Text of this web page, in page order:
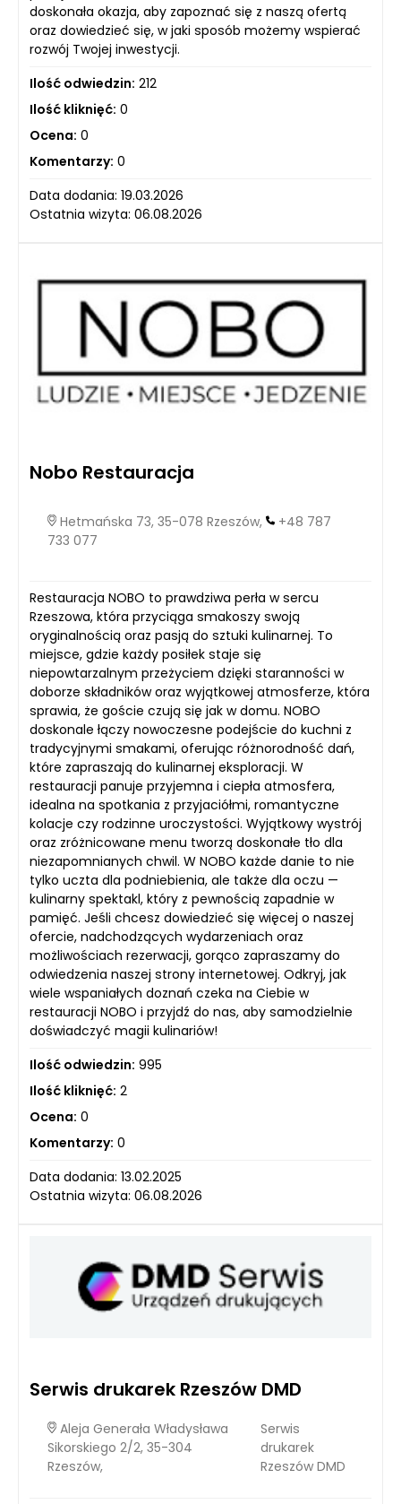
doskonała okazja, aby zapoznać się z naszą ofertą
oraz dowiedzieć się, w jaki sposób możemy wspierać
rozwój Twojej inwestycji.
Ilość odwiedzin: 212
Ilość kliknięć: 0
Ocena: 0
Komentarzy: 0
Data dodania: 19.03.2026
Ostatnia wizyta: 06.08.2026
Nobo Restauracja
Hetmańska 73, 35-078 Rzeszów,
+48 787
733 077
Restauracja NOBO to prawdziwa perła w sercu
Rzeszowa, która przyciąga smakoszy swoją
oryginalnością oraz pasją do sztuki kulinarnej. To
miejsce, gdzie każdy posiłek staje się
niepowtarzalnym przeżyciem dzięki staranności w
doborze składników oraz wyjątkowej atmosferze, która
sprawia, że goście czują się jak w domu. NOBO
doskonale łączy nowoczesne podejście do kuchni z
tradycyjnymi smakami, oferując różnorodność dań,
które zapraszają do kulinarnej eksploracji. W
restauracji panuje przyjemna i ciepła atmosfera,
idealna na spotkania z przyjaciółmi, romantyczne
kolacje czy rodzinne uroczystości. Wyjątkowy wystrój
oraz zróżnicowane menu tworzą doskonałe tło dla
niezapomnianych chwil. W NOBO każde danie to nie
tylko uczta dla podniebienia, ale także dla oczu —
kulinarny spektakl, który z pewnością zapadnie w
pamięć. Jeśli chcesz dowiedzieć się więcej o naszej
ofercie, nadchodzących wydarzeniach oraz
możliwościach rezerwacji, gorąco zapraszamy do
odwiedzenia naszej strony internetowej. Odkryj, jak
wiele wspaniałych doznań czeka na Ciebie w
restauracji NOBO i przyjdź do nas, aby samodzielnie
doświadczyć magii kulinariów!
Ilość odwiedzin: 995
Ilość kliknięć: 2
Ocena: 0
Komentarzy: 0
Data dodania: 13.02.2025
Ostatnia wizyta: 06.08.2026
Serwis drukarek Rzeszów DMD
Aleja Generała Władysława
Sikorskiego 2/2, 35-304
Rzeszów,
Serwis
drukarek
Rzeszów DMD